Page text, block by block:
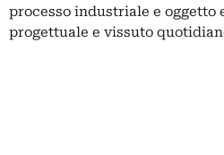
processo industriale e oggetto
progettuale e vissuto